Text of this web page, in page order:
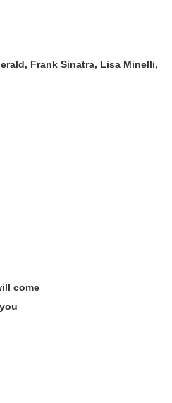
Frank Sinatra, Lisa Minelli,
come